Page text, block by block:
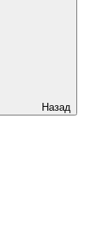
Назад